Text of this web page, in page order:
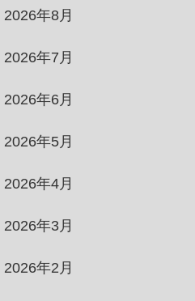
2026年8月
2026年7月
2026年6月
2026年5月
2026年4月
2026年3月
2026年2月